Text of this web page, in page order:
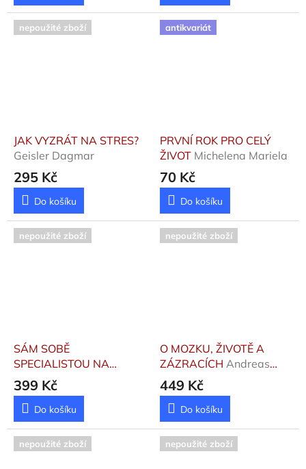
nepoužité zboží
JAK VYZRÁT NA STRES?
Geisler Dagmar
295 Kč
Do košíku
antikvariát
PRVNÍ ROK PRO CELÝ
ŽIVOT Michelena Mariela
70 Kč
Do košíku
nepoužité zboží
SÁM SOBĚ
SPECIALISTOU NA
HUBNUTÍ
399 Kč
Do košíku
nepoužité zboží
O MOZKU, ŽIVOTĚ A
ZÁZRACÍCH Andreas
Petr, Komárek Vladimír
449 Kč
Do košíku
nepoužité zboží nepoužité zboží